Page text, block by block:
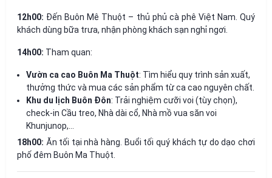
12h00: Đến Buôn Mê Thuột – thủ phủ cà phê Việt Nam. Quý
khách dùng bữa trưa, nhận phòng khách sạn nghỉ ngơi.
14h00: Tham quan:
Vườn ca cao Buôn Ma Thuột: Tìm hiểu quy trình sản xuất,
thưởng thức và mua các sản phẩm từ ca cao nguyên chất.
Khu du lịch Buôn Đôn: Trải nghiệm cưỡi voi (tùy chọn),
check-in Cầu treo, Nhà dài cổ, Nhà mồ vua săn voi
Khunjunop,…
18h00: Ăn tối tại nhà hàng. Buổi tối quý khách tự do dạo chơi
phố đêm Buôn Ma Thuột.